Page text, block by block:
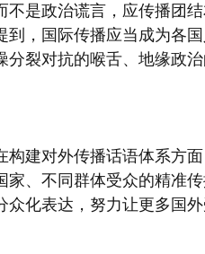
是政治谎言，应传播团
，国际传播应当成为各
裂对抗的喉舌、地缘政
建对外传播话语体系方面
、不同群体受众的精准
化表达，努力让更多国